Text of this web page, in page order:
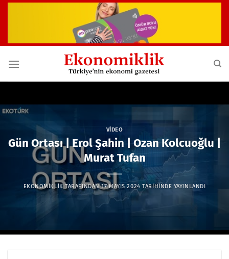
VIDEO
Gün Ortası | Erol Şahin | Ozan Kolcuoğlu |
Murat Tufan
EKONOMIKLIKTARAFINDAN 17 MAYIS 2024 TARIHINDE YAYINLANDI